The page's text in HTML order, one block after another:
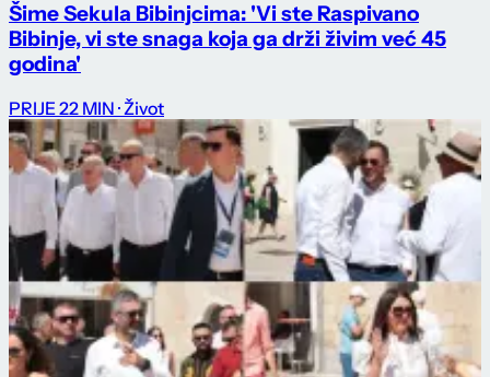
Šime Sekula Bibinjcima: 'Vi ste Raspivano
Bibinje, vi ste snaga koja ga drži živim već 45
godina'
PRIJE 22 MIN · Život